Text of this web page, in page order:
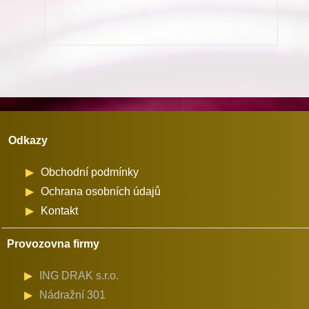
Odkazy
Obchodní podmínky
Ochrana osobních údajů
Kontakt
Provozovna firmy
ING DRAK s.r.o.
Nádražní 301